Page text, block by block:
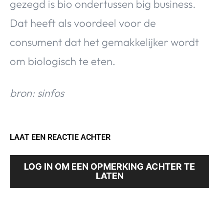
gezegd is bio ondertussen big business.
Dat heeft als voordeel voor de
consument dat het gemakkelijker wordt
om biologisch te eten.
bron: sinfos
LAAT EEN REACTIE ACHTER
LOG IN OM EEN OPMERKING ACHTER TE
LATEN